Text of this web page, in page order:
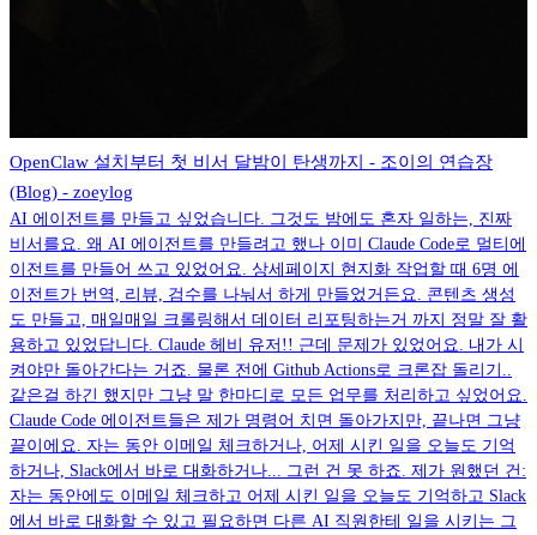
OpenClaw 설치부터 첫 비서 달밤이 탄생까지 - 조이의 연습장
(Blog) - zoeylog
AI 에이전트를 만들고 싶었습니다. 그것도 밤에도 혼자 일하는, 진짜
비서를요. 왜 AI 에이전트를 만들려고 했나 이미 Claude Code로 멀티에
이전트를 만들어 쓰고 있었어요. 상세페이지 현지화 작업할 때 6명 에
이전트가 번역, 리뷰, 검수를 나눠서 하게 만들었거든요. 콘텐츠 생성
도 만들고, 매일매일 크롤링해서 데이터 리포팅하는거 까지 정말 잘 활
용하고 있었답니다. Claude 헤비 유저!! 근데 문제가 있었어요. 내가 시
켜야만 돌아간다는 거죠. 물론 전에 Github Actions로 크론잡 돌리기..
같은걸 하긴 했지만 그냥 말 한마디로 모든 업무를 처리하고 싶었어요.
Claude Code 에이전트들은 제가 명령어 치면 돌아가지만, 끝나면 그냥
끝이에요. 자는 동안 이메일 체크하거나, 어제 시킨 일을 오늘도 기억
하거나, Slack에서 바로 대화하거나... 그런 건 못 하죠. 제가 원했던 건:
자는 동안에도 이메일 체크하고 어제 시킨 일을 오늘도 기억하고 Slack
에서 바로 대화할 수 있고 필요하면 다른 AI 직원한테 일을 시키는 그